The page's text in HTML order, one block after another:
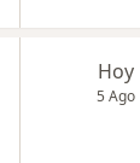
Hoy
5 Ago